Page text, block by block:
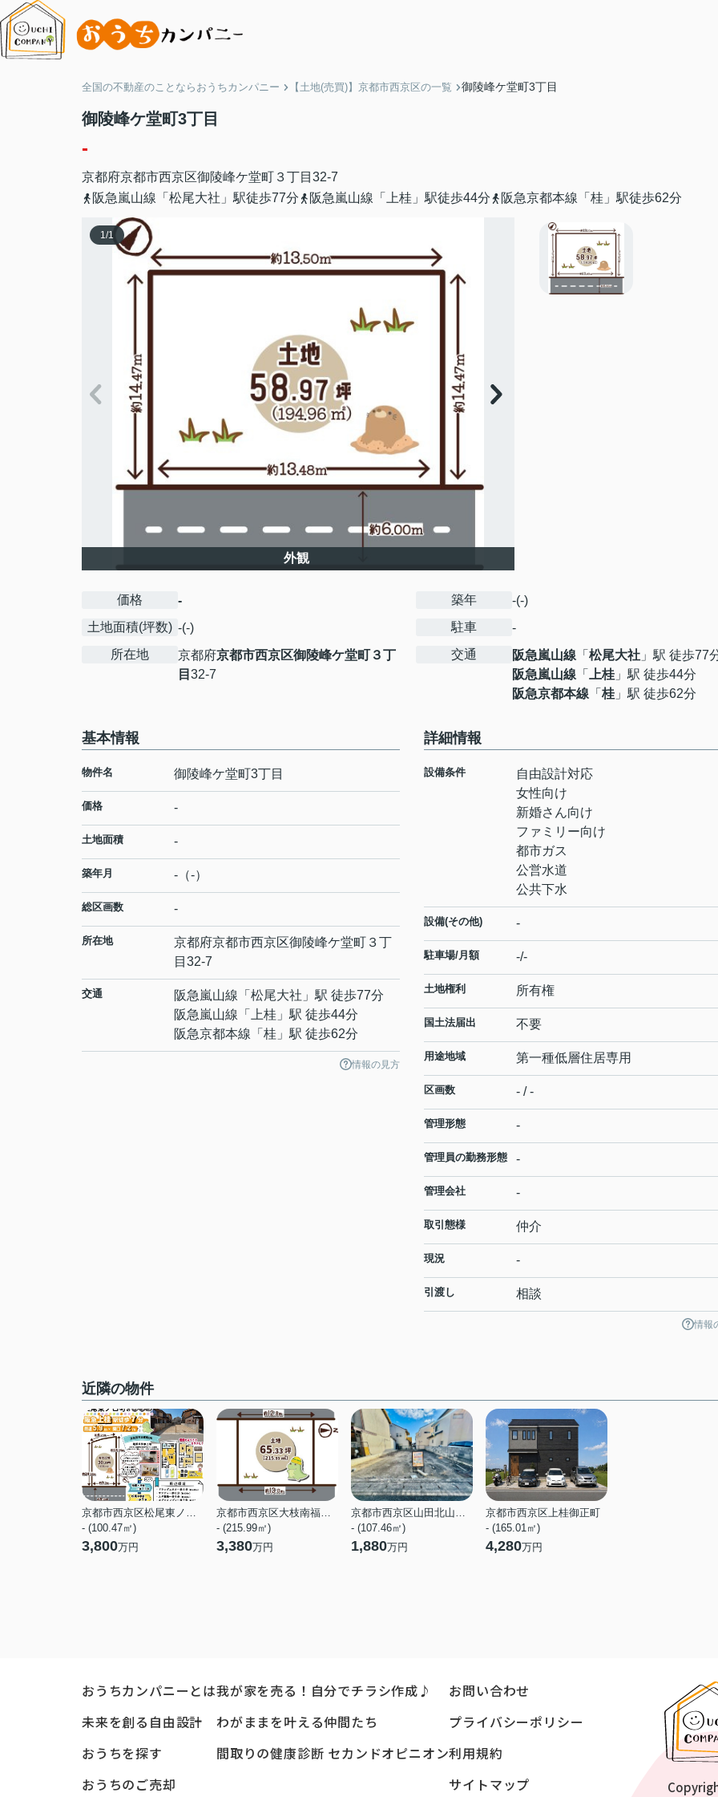
全国の不動産のことならおうちカンパニー 【土地(売買)】京都市西京区の一覧 御陵峰ケ堂町3丁目
御陵峰ケ堂町3丁目
-
京都府京都市西京区御陵峰ケ堂町３丁目 32-7
阪急嵐山線「松尾大社」駅徒歩77分
阪急嵐山線「上桂」駅徒歩44分 阪急京都本線「桂」駅徒歩62分
1/1
外観
価格
-
土地面積(坪数) -(-)
所在地
京都府京都市西京区御陵峰ケ堂町３丁
目 32-7
築年
-(-)
駐車
-
交通
阪急嵐山線 「 松尾大社 」駅 徒歩77
阪急嵐山線 「 上桂 」駅 徒歩44分
阪急京都本線 「 桂 」駅 徒歩62分
基本情報
物件名 御陵峰ケ堂町3丁目
価格 -
土地面積 -
築年月 -（-）
総区画数 -
所在地 京都府京都市西京区御陵峰ケ堂町３丁
目 32-7
交通 阪急嵐山線 「 松尾大社 」駅 徒歩77分
阪急嵐山線 「 上桂 」駅 徒歩44分
阪急京都本線 「 桂 」駅 徒歩62分
情報の見方
詳細情報
設備条件
自由設計対応
女性向け
新婚さん向け
ファミリー向け
都市ガス
公営水道
公共下水
設備(その他) -
駐車場/月額 -/-
土地権利 所有権
国土法届出 不要
用途地域 第一種低層住居専用
区画数 - / -
管理形態 -
管理員の勤務形態 -
管理会社 -
取引態様 仲介
現況 -
引渡し 相談
情報
近隣の物件
京都市西京区松尾東ノ口町
- (100.47㎡)
3,800万円
京都市西京区大枝南福西町２丁目
- (215.99㎡)
3,380万円
京都市西京区山田北山田町
- (107.46㎡)
1,880万円
京都市西京区上桂御正町
- (165.01㎡)
4,280万円
おうちカンパニーとは
未来を創る自由設計
おうちを探す
おうちのご売却
我が家を売る！自分でチラシ作成♪
わがままを叶える仲間たち
間取りの健康診断 セカンドオピニオン
お問い合わせ
プライバシーポリシー
利用規約
サイトマップ